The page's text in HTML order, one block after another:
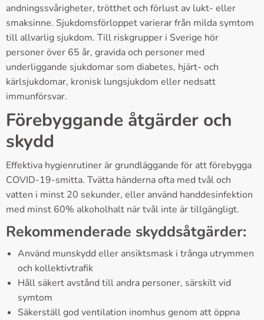
andningssvårigheter, trötthet och förlust av lukt- eller
smaksinne. Sjukdomsförloppet varierar från milda symtom
till allvarlig sjukdom. Till riskgrupper i Sverige hör
personer över 65 år, gravida och personer med
underliggande sjukdomar som diabetes, hjärt- och
kärlsjukdomar, kronisk lungsjukdom eller nedsatt
immunförsvar.
Förebyggande åtgärder och
skydd
Effektiva hygienrutiner är grundläggande för att förebygga
COVID-19-smitta. Tvätta händerna ofta med tvål och
vatten i minst 20 sekunder, eller använd handdesinfektion
med minst 60% alkoholhalt när tvål inte är tillgängligt.
Rekommenderade skyddsåtgärder:
Använd munskydd eller ansiktsmask i trånga utrymmen
och kollektivtrafik
Håll säkert avstånd till andra personer, särskilt vid
symtom
Säkerställ god ventilation inomhus genom att öppna